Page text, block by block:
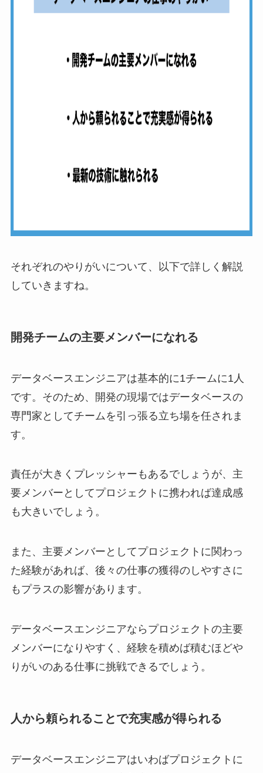
それぞれのやりがいについて、以下で詳しく解説
していきますね。
開発チームの主要メンバーになれる
データベースエンジニアは基本的に1チームに1人
です。そのため、開発の現場ではデータベースの
専門家としてチームを引っ張る立ち場を任されま
す。
責任が大きくプレッシャーもあるでしょうが、主
要メンバーとしてプロジェクトに携われば達成感
も大きいでしょう。
また、主要メンバーとしてプロジェクトに関わっ
た経験があれば、後々の仕事の獲得のしやすさに
もプラスの影響があります。
データベースエンジニアならプロジェクトの主要
メンバーになりやすく、経験を積めば積むほどや
りがいのある仕事に挑戦できるでしょう。
人から頼られることで充実感が得られる
データベースエンジニアはいわばプロジェクトに